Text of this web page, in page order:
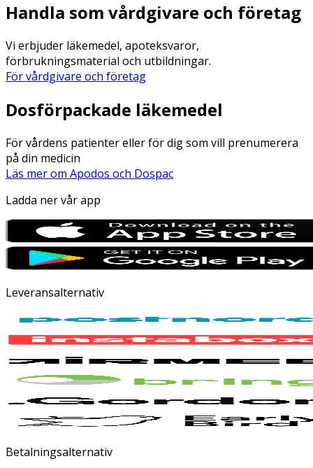
Handla som vårdgivare och företag
Vi erbjuder läkemedel, apoteksvaror,
förbrukningsmaterial och utbildningar.
För vårdgivare och företag
Dosförpackade läkemedel
För vårdens patienter eller för dig som vill prenumerera
på din medicin
Läs mer om Apodos och Dospac
Ladda ner vår app
Leveransalternativ
Betalningsalternativ